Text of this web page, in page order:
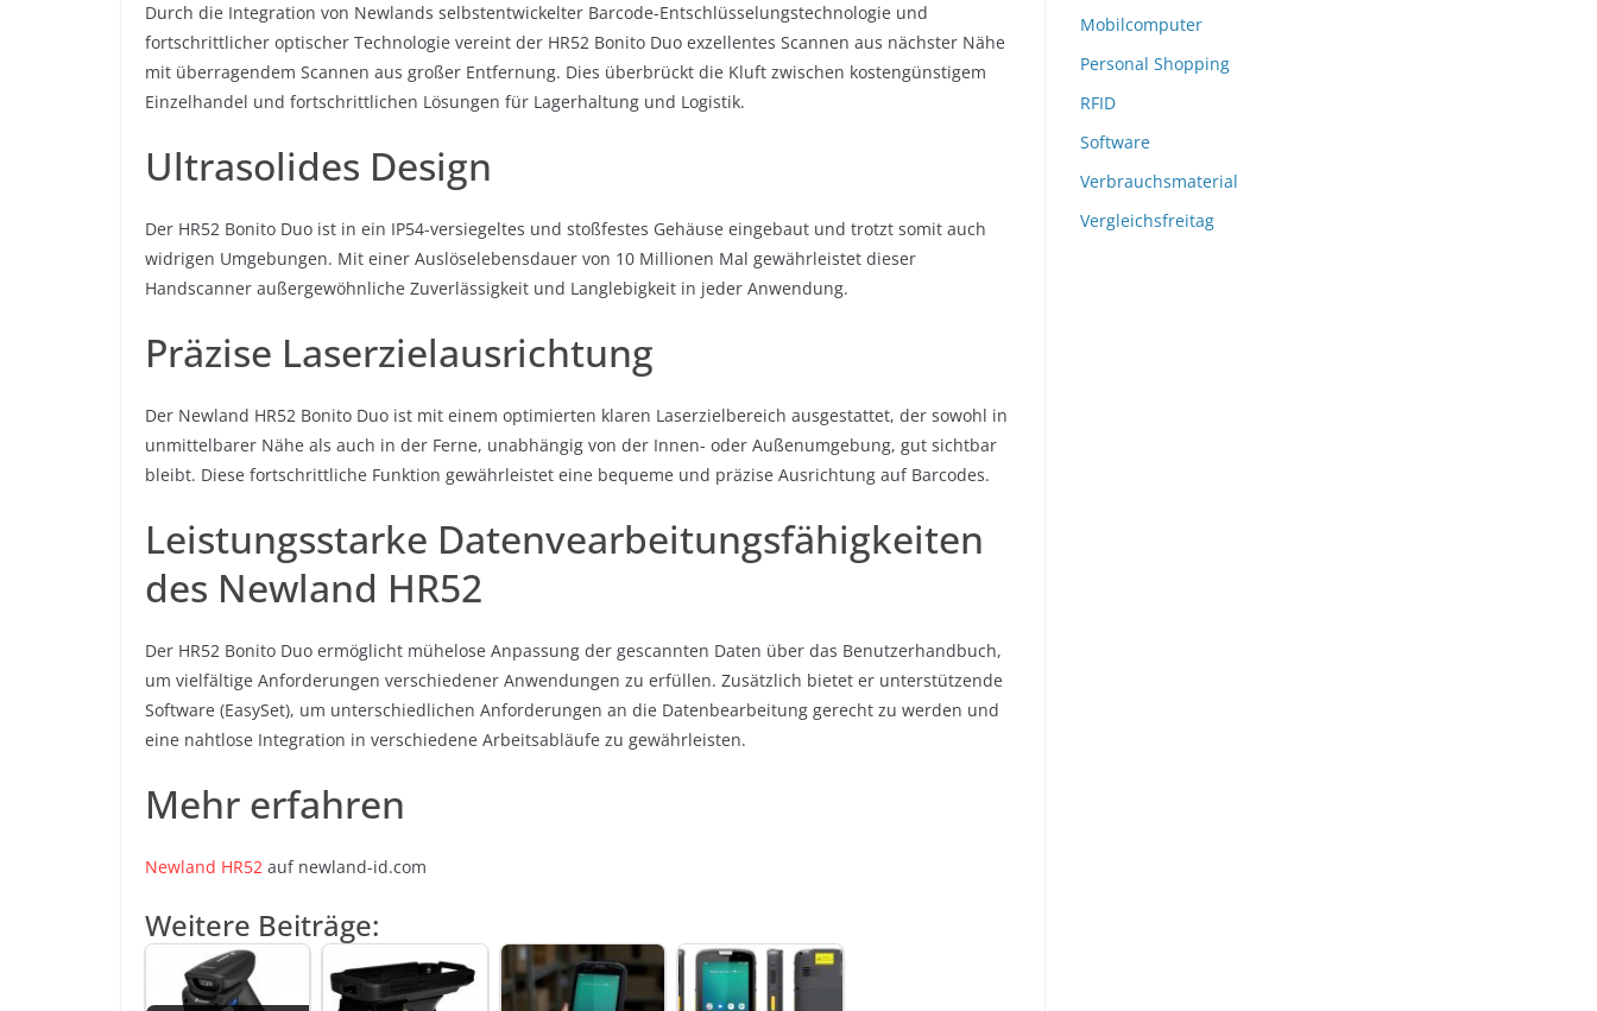
Durch die Integration von Newlands selbstentwickelter Barcode-Entschlüsselungstechnologie und
fortschrittlicher optischer Technologie vereint der HR52 Bonito Duo exzellentes Scannen aus nächster Nähe
mit überragendem Scannen aus großer Entfernung. Dies überbrückt die Kluft zwischen kostengünstigem
Einzelhandel und fortschrittlichen Lösungen für Lagerhaltung und Logistik.
Ultrasolides Design
Der HR52 Bonito Duo ist in ein IP54-versiegeltes und stoßfestes Gehäuse eingebaut und trotzt somit auch
widrigen Umgebungen. Mit einer Auslöselebensdauer von 10 Millionen Mal gewährleistet dieser
Handscanner außergewöhnliche Zuverlässigkeit und Langlebigkeit in jeder Anwendung.
Präzise Laserzielausrichtung
Der Newland HR52 Bonito Duo ist mit einem optimierten klaren Laserzielbereich ausgestattet, der sowohl in
unmittelbarer Nähe als auch in der Ferne, unabhängig von der Innen- oder Außenumgebung, gut sichtbar
bleibt. Diese fortschrittliche Funktion gewährleistet eine bequeme und präzise Ausrichtung auf Barcodes.
Leistungsstarke Datenvearbeitungsfähigkeiten
des Newland HR52
Der HR52 Bonito Duo ermöglicht mühelose Anpassung der gescannten Daten über das Benutzerhandbuch,
um vielfältige Anforderungen verschiedener Anwendungen zu erfüllen. Zusätzlich bietet er unterstützende
Software (EasySet), um unterschiedlichen Anforderungen an die Datenbearbeitung gerecht zu werden und
eine nahtlose Integration in verschiedene Arbeitsabläufe zu gewährleisten.
Mehr erfahren
Newland HR52 auf newland-id.com
Weitere Beiträge:
Mobilcomputer
Personal Shopping
RFID
Software
Verbrauchsmaterial
Vergleichsfreitag